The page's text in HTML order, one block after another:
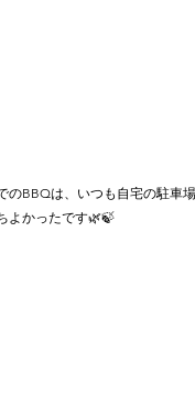
のBBQは、いつも自宅の駐車
よかったです🌿🍃